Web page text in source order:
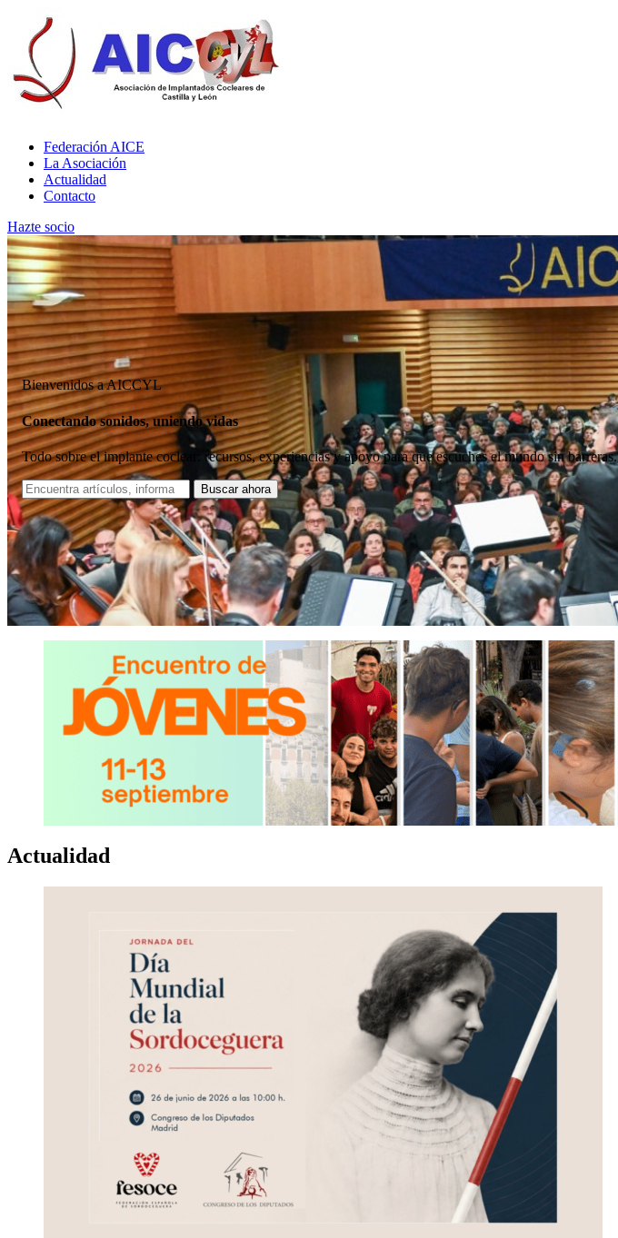
Federación AICE
La Asociación
Actualidad
Contacto
Hazte socio
Bienvenidos a AICCYL
Conectando sonidos, uniendo vidas
Todo sobre el implante coclear: recursos, experiencias y apoyo para que escuches el mundo sin barreras.
Actualidad